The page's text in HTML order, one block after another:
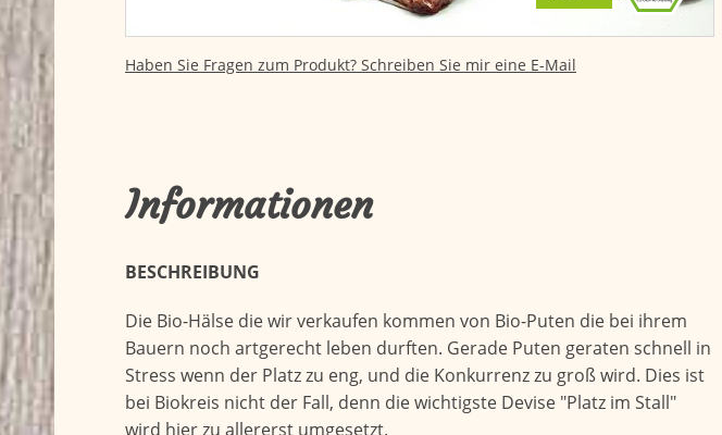
Haben Sie Fragen zum Produkt? Schreiben Sie mir eine E-Mail
Informationen
BESCHREIBUNG
Die Bio-Hälse die wir verkaufen kommen von Bio-Puten die bei ihrem
Bauern noch artgerecht leben durften. Gerade Puten geraten schnell in
Stress wenn der Platz zu eng, und die Konkurrenz zu groß wird. Dies ist
bei Biokreis nicht der Fall, denn die wichtigste Devise "Platz im Stall"
wird hier zu allererst umgesetzt.